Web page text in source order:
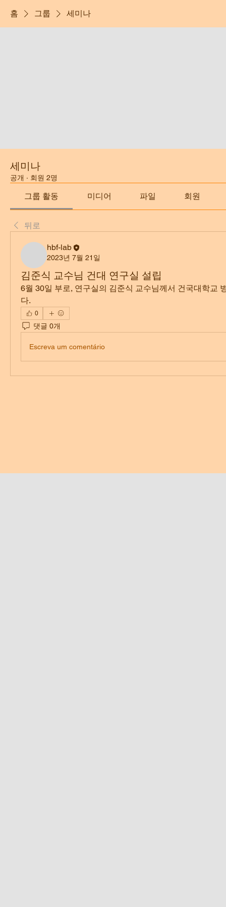
홈 그룹 세미나
세미나
공개 · 회원 2명
그룹 활동 미디어 파일 회원
뒤로
hbf-lab
2023년 7월 21일
김준식 교수님 건대 연구실 설립
6월 30일 부로, 연구실의 김준식 교수님께서 건국대학교
다.
0
댓글 0개
Escreva um comentário